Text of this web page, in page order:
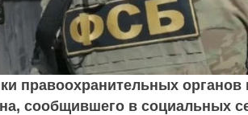
правоохранительных
сообщившего в социальных